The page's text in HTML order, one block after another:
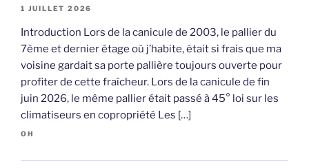
1 JUILLET 2026
Introduction Lors de la canicule de 2003, le pallier du
7ème et dernier étage où j’habite, était si frais que ma
voisine gardait sa porte pallière toujours ouverte pour
profiter de cette fraîcheur. Lors de la canicule de fin
juin 2026, le même pallier était passé à 45° loi sur les
climatiseurs en copropriété Les […]
OH